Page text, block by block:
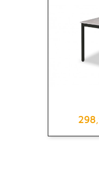
Cena
298